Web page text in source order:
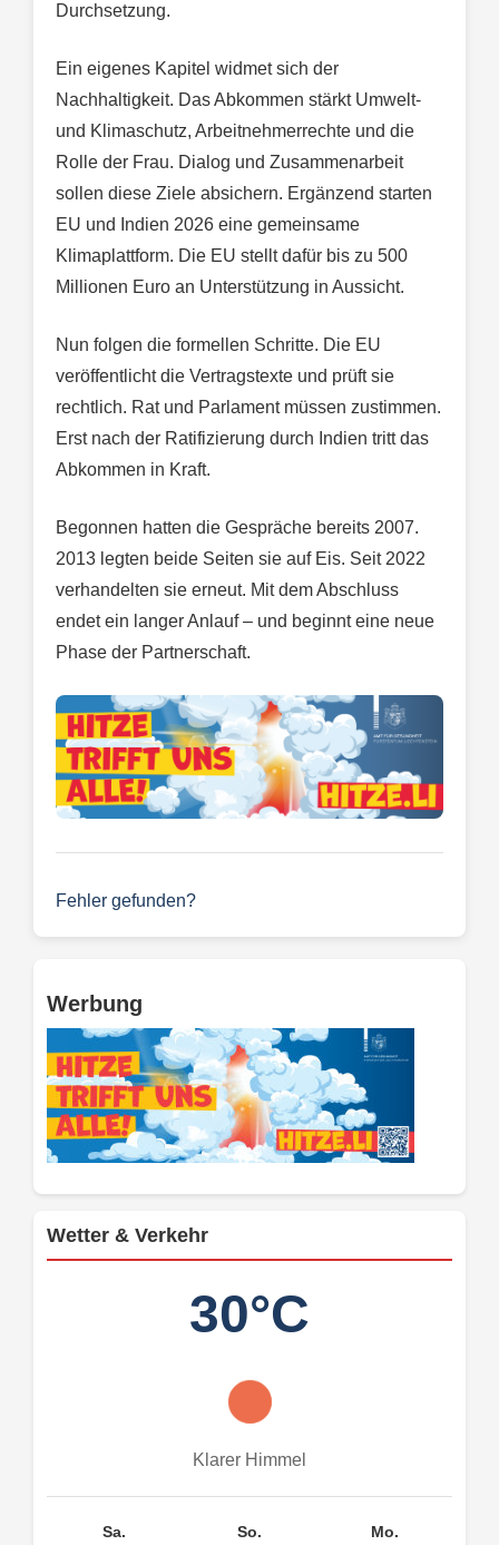
Durchsetzung.
Ein eigenes Kapitel widmet sich der
Nachhaltigkeit. Das Abkommen stärkt Umwelt-
und Klimaschutz, Arbeitnehmerrechte und die
Rolle der Frau. Dialog und Zusammenarbeit
sollen diese Ziele absichern. Ergänzend starten
EU und Indien 2026 eine gemeinsame
Klimaplattform. Die EU stellt dafür bis zu 500
Millionen Euro an Unterstützung in Aussicht.
Nun folgen die formellen Schritte. Die EU
veröffentlicht die Vertragstexte und prüft sie
rechtlich. Rat und Parlament müssen zustimmen.
Erst nach der Ratifizierung durch Indien tritt das
Abkommen in Kraft.
Begonnen hatten die Gespräche bereits 2007.
2013 legten beide Seiten sie auf Eis. Seit 2022
verhandelten sie erneut. Mit dem Abschluss
endet ein langer Anlauf – und beginnt eine neue
Phase der Partnerschaft.
Fehler gefunden?
Werbung
Wetter & Verkehr
30°C
Klarer Himmel
Sa. So. Mo.